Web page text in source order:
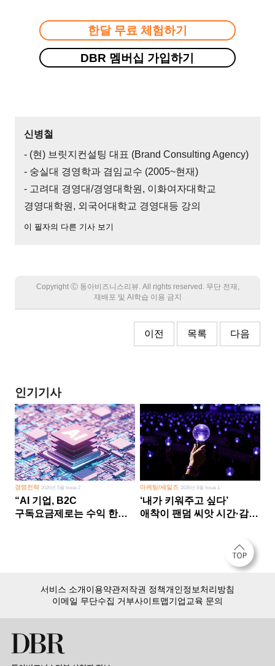
한달 무료 체험하기
DBR 멤버십 가입하기
신병철
- (현) 브릿지컨설팅 대표 (Brand Consulting Agency)
- 숭실대 경영학과 겸임교수 (2005~현재)
- 고려대 경영대/경영대학원, 이화여자대학교
경영대학원, 외국어대학교 경영대등 강의
이 필자의 다른 기사 보기
Copyright Ⓒ 동아비즈니스리뷰. All rights reserved. 무단 전재,
재배포 및 AI학습 이용 금지
이전 목록 다음
인기기사
경영전략2026년 5월 Issue 2
“AI 기업, B2C
구독요금제로는 수익 한계
마케팅/세일즈 2026년 8월 Issue 1
‘내가 키워주고 싶다’
애착이 팬덤 씨앗 시간·감정
서비스 소개이용약관저작권 정책개인정보처리방침
이메일 무단수집 거부사이트맵기업교육 문의